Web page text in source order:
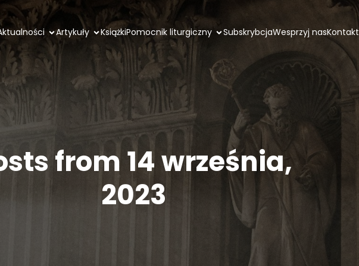
Artykuły KsiążkiPomocnik liturgiczny SubskrybcjaWesprzyj nasKontakt
from 14 września,
2023